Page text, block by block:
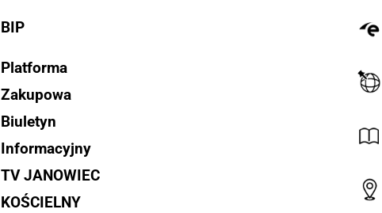
BIP
Platforma
Zakupowa
Biuletyn
Informacyjny
TV JANOWIEC
KOŚCIELNY